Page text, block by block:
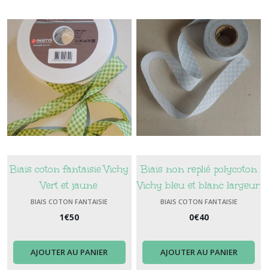
Biais coton fantaisie Vichy
Vert et jaune
BIAIS COTON FANTAISIE
1€50
AJOUTER AU PANIER
Biais non replié polycoton
Vichy bleu et blanc largeur
3 cm
BIAIS COTON FANTAISIE
0€40
AJOUTER AU PANIER